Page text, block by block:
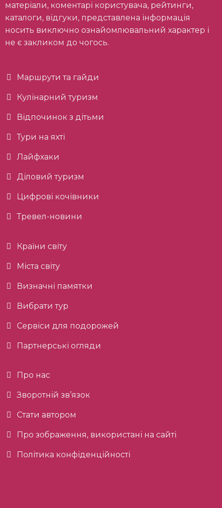
матеріали, коментарі користувача, рейтинги,
каталоги, відгуки, представлена інформація
носить виключно ознайомлювальний характер і
не є закликом до чогось.
Маршрути та гайди
Кулінарний туризм
Відпочинок з дітьми
Тури на яхті
Лайфхаки
Діловий туризм
Цифрові кочівники
Тревел-новини
Країни світу
Міста світу
Визначні памятки
Вибрати тур
Сервіси для подорожей
Партнерські огляди
Про нас
Зворотній зв’язок
Стати автором
Про зображення, використані на сайті
Політика конфіденційності